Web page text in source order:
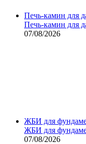
Печь-камин для
Печь-камин для
07/08/2026
ЖБИ для
ЖБИ для
07/08/2026